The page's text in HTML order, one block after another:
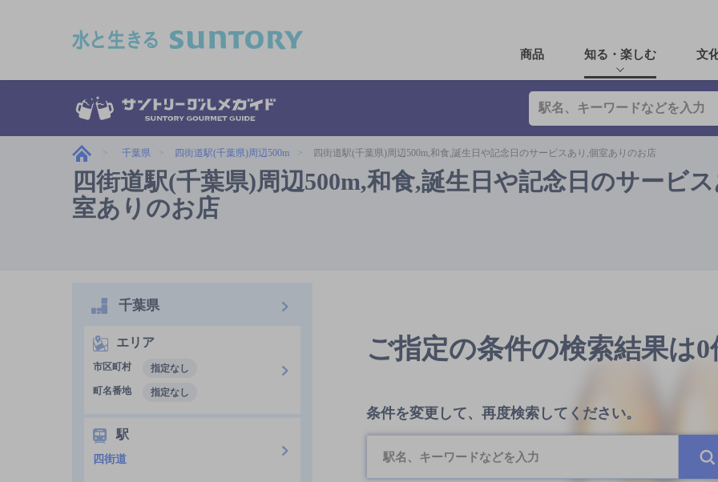
商品 知る・楽しむ 文
千葉県 四街道駅(千葉県)周辺500m 四街道駅(千葉県)周辺500m,和食,誕生日や記念日のサービスあり,個室ありのお店
四街道駅(千葉県)周辺500m,和食,誕生日や記念日のサービ
室ありのお店
ご指定の条件の検索結果は0
条件を変更して、再度検索してください。
千葉県
エリア
市区町村
指定なし
町名番地
指定なし
駅
四街道